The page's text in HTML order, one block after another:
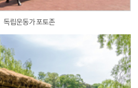
독립운동가 포토존